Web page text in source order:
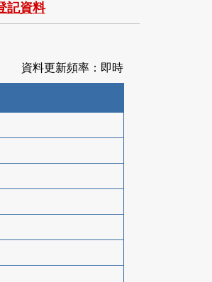
記資料
資料更新頻率：即時